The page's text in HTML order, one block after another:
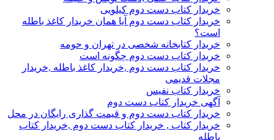
خریدار کتاب دست دوم کیلویی
خریدار کتاب دست دوم آیا همان خریدار کاغذ باطله
است؟
خریدار کتابخانه شخصی در تهران و حومه
خریدار کتاب دست دوم چگونه است
خریدار کتاب دست دوم ,خریدار کاغذ باطله ,خریدار
مجلات قدیمی
خریدار کتاب نفیس
آگهی خریدار کتاب دست دوم
خریدار کتاب دست دوم و قیمت گذاری رایگان در محل
خریدار کتاب , خریدار کتاب دست دوم ,خریدار کتاب
باطله